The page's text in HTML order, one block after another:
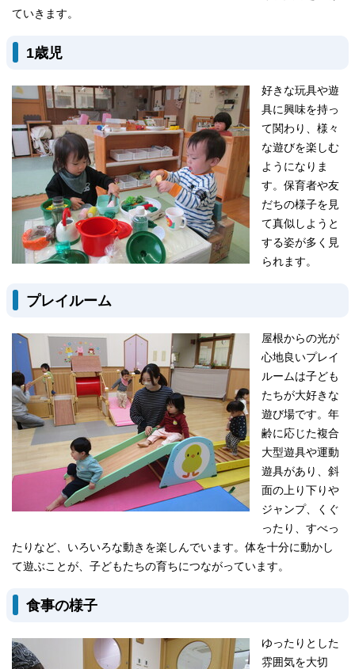
ていきます。
1歳児
好きな玩具や遊
具に興味を持っ
て関わり、様々
な遊びを楽しむ
ようになりま
す。保育者や友
だちの様子を見
て真似しようと
する姿が多く見
られます。
プレイルーム
屋根からの光が
心地良いプレイ
ルームは子ども
たちが大好きな
遊び場です。年
齢に応じた複合
大型遊具や運動
遊具があり、斜
面の上り下りや
ジャンプ、くぐ
ったり、すべっ
たりなど、いろいろな動きを楽しんでいます。体を十分に動かし
て遊ぶことが、子どもたちの育ちにつながっています。
食事の様子
ゆったりとした
雰囲気を大切